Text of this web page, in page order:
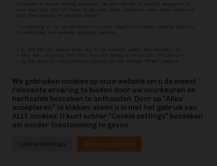
➡️ UAE sovereign wealth fund verhoogt zijn Bitcoin-
We gebruiken cookies op onze website om u de meest
relevante ervaring te bieden door uw voorkeuren en
herhaalde bezoeken te onthouden. Door op "Alles
accepteren" te klikken, stemt u in met het gebruik van
ALLE cookies. U kunt echter "Cookie settings" bezoeken
om minder toestemming te geven.
Cookie Settings Alles accepteren